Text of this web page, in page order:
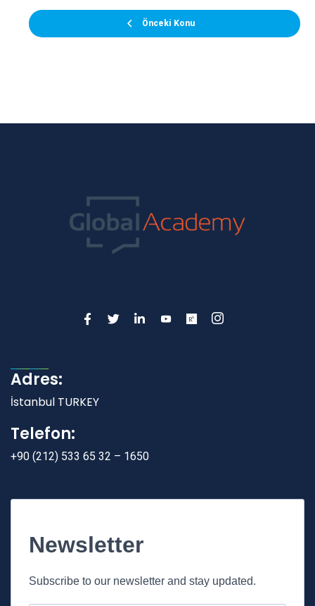
Önceki Konu
Adres:
İstanbul TURKEY
Telefon:
+90 (212) 533 65 32 – 1650
Newsletter
Subscribe to our newsletter and stay updated.